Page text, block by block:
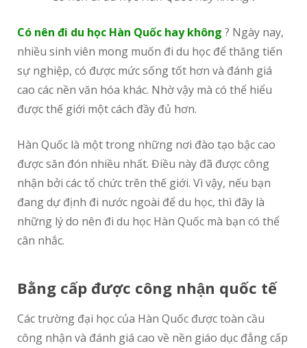
Có nên đi du học Hàn Quốc hay không ? Ngày nay,
nhiều sinh viên mong muốn đi du học để thăng tiến
sự nghiệp, có được mức sống tốt hơn và đánh giá
cao các nền văn hóa khác. Nhờ vậy mà có thể hiểu
được thế giới một cách đầy đủ hơn.
Hàn Quốc là một trong những nơi đào tạo bậc cao
được săn đón nhiều nhất. Điều này đã được công
nhận bởi các tổ chức trên thế giới. Vì vậy, nếu bạn
đang dự định đi nước ngoài để du học, thì đây là
những lý do nên đi du học Hàn Quốc mà bạn có thể
cân nhắc.
Bằng cấp được công nhận quốc tế
Các trường đại học của Hàn Quốc được toàn cầu
công nhận và đánh giá cao về nền giáo dục đẳng cấp